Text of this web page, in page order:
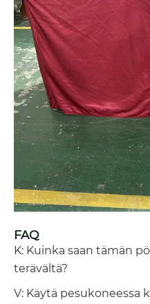
FAQ
K: Kuinka saan tämän
terävältä?
V: Käytä pesukoneessa